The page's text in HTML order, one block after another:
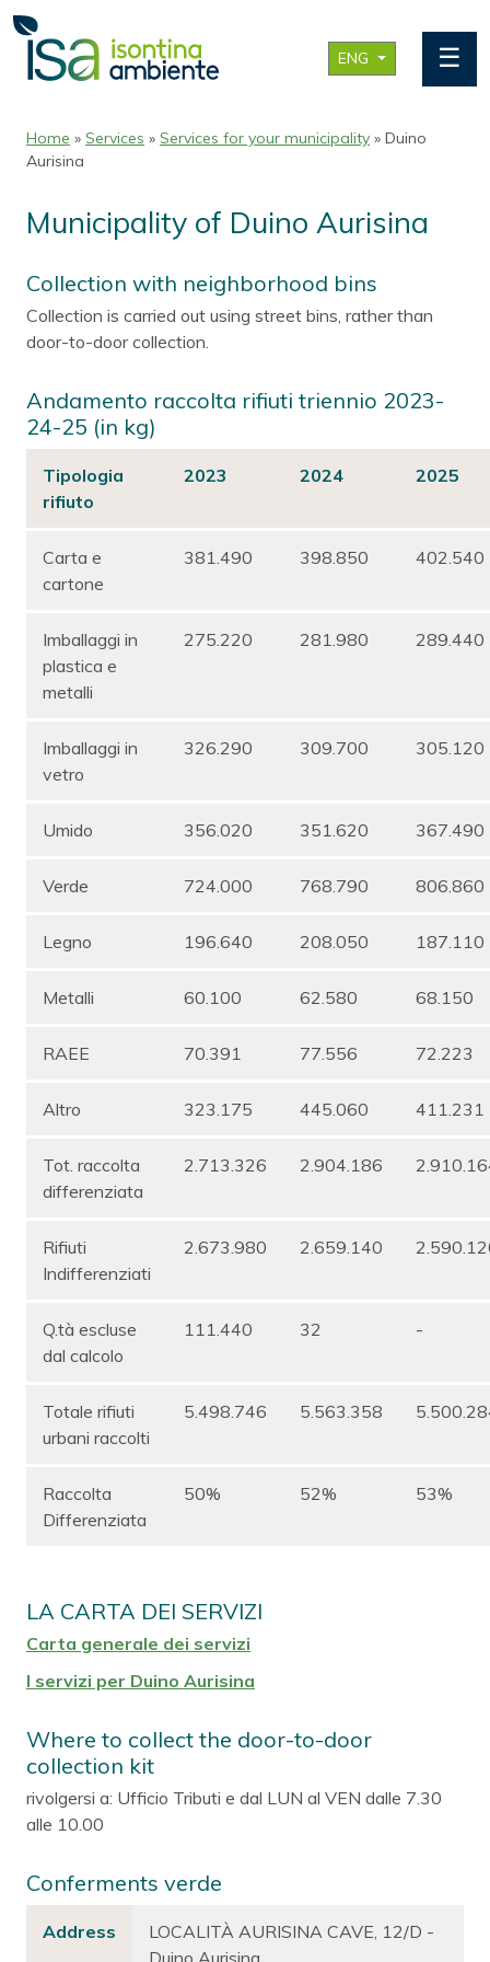
ENG ☰
Home » Services » Services for your municipality » Duino
Aurisina
Municipality of Duino Aurisina
Collection with neighborhood bins
Collection is carried out using street bins, rather than
door-to-door collection.
Andamento raccolta rifiuti triennio 2023-
24-25 (in kg)
Tipologia
rifiuto
2023 2024 2025
Carta e
cartone
381.490 398.850 402.540
Imballaggi in
plastica e
metalli
275.220 281.980 289.440
Imballaggi in
vetro
326.290 309.700 305.120
Umido 356.020 351.620 367.490
Verde 724.000 768.790 806.860
Legno 196.640 208.050 187.110
Metalli 60.100 62.580 68.150
RAEE 70.391 77.556 72.223
Altro 323.175 445.060 411.231
Tot. raccolta
differenziata
2.713.326 2.904.186
Rifiuti
Indifferenziati
2.673.980 2.659.140
Q.tà escluse
dal calcolo
111.440 32 -
Totale rifiuti
urbani raccolti
5.498.746 5.563.358
Raccolta
Differenziata
50% 52% 53%
LA CARTA DEI SERVIZI
Carta generale dei servizi
I servizi per Duino Aurisina
Where to collect the door-to-door
collection kit
rivolgersi a: Ufficio Tributi e dal LUN al VEN dalle 7.30
alle 10.00
Conferments verde
Address
LOCALITÀ AURISINA CAVE, 12/D -
Duino Aurisina